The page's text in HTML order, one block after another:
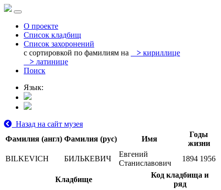
О проекте
Список кладбищ
Список захоронений
с сортировкой по фамилиям на
> кириллице
> латинице
Поиск
Язык:
Назад на сайт музея
Фамилия (англ) Фамилия (рус) Имя
Годы
жизни
BILKEVICH
БИЛЬКЕВИЧ
Евгений
Станиславович
1894 1956
Кладбище
Код кладбища и
ряд